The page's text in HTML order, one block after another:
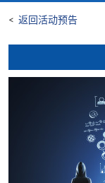
< 返回活动预告